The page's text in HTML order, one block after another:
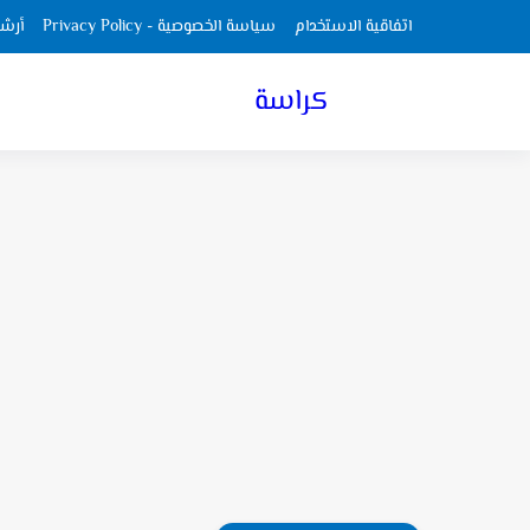
اتفاقية الاستخدام سياسة الخصوصية - Privacy Policy
كراسة